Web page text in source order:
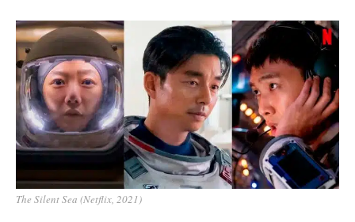
The Silent Sea (Netflix, 2021)